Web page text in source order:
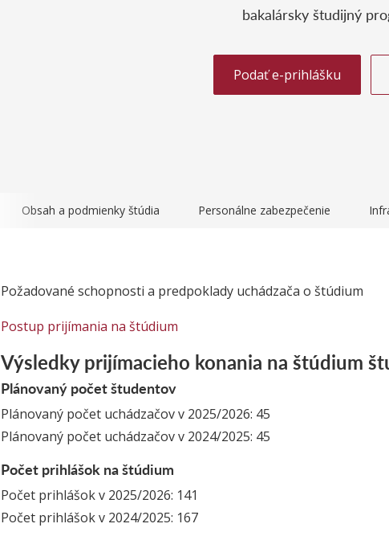
bakalársky študijný
Podať e-prihlášku
Obsah a podmienky štúdia Personálne zabezpečenie
Požadované schopnosti a predpoklady uchádzača o štúdium
Postup prijímania na štúdium
Výsledky prijímacieho konania na štúdium
Plánovaný počet študentov
Plánovaný počet uchádzačov v 2025/2026: 45
Plánovaný počet uchádzačov v 2024/2025: 45
Počet prihlášok na štúdium
Počet prihlášok v 2025/2026: 141
Počet prihlášok v 2024/2025: 167